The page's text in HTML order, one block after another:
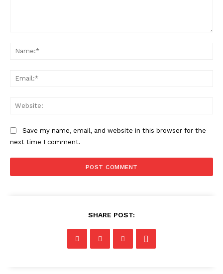
Save my name, email, and website in this browser for the
next time I comment.
SHARE POST: